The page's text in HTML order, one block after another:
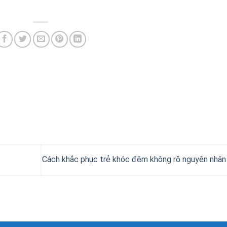
Cách khắc phục trẻ khóc đêm không rõ nguyên